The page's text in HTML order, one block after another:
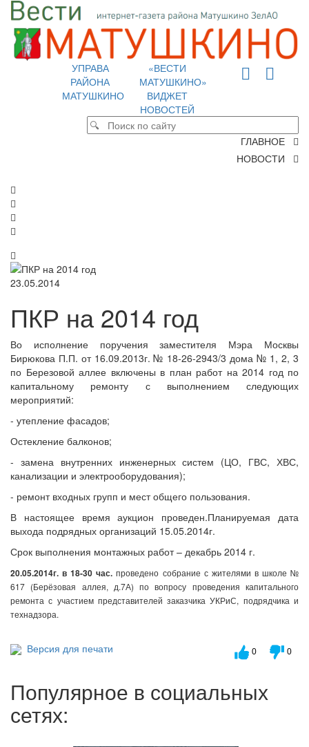
УПРАВА
РАЙОНА
МАТУШКИНО
«ВЕСТИ
МАТУШКИНО»
ВИДЖЕТ
НОВОСТЕЙ
ГЛАВНОЕ
НОВОСТИ
23.05.2014
ПКР на 2014 год
Во исполнение поручения заместителя Мэра Москвы
Бирюкова П.П. от 16.09.2013г. № 18-26-2943/3 дома № 1, 2, 3
по Березовой аллее включены в план работ на 2014 год по
капитальному ремонту с выполнением следующих
мероприятий:
- утепление фасадов;
Остекление балконов;
- замена внутренних инженерных систем (ЦО, ГВС, ХВС,
канализации и электрооборудования);
- ремонт входных групп и мест общего пользования.
В настоящее время аукцион проведен.Планируемая дата
выхода подрядных организаций 15.05.2014г.
Срок выполнения монтажных работ – декабрь 2014 г.
20.05.2014г. в 18-30 час. проведено собрание с жителями в школе №
617 (Берёзовая аллея, д.7А) по вопросу проведения капитального
ремонта с участием представителей заказчика УКРиС, подрядчика и
технадзора.
Версия для печати 0 0
Популярное в социальных
сетях: